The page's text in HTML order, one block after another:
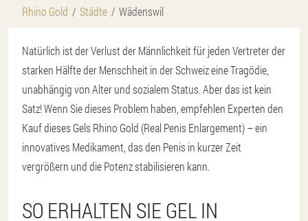
Rhino Gold Städte Wädenswil
Natürlich ist der Verlust der Männlichkeit für jeden Vertreter der
starken Hälfte der Menschheit in der Schweiz eine Tragödie,
unabhängig von Alter und sozialem Status. Aber das ist kein
Satz! Wenn Sie dieses Problem haben, empfehlen Experten den
Kauf dieses Gels Rhino Gold (Real Penis Enlargement) – ein
innovatives Medikament, das den Penis in kurzer Zeit
vergrößern und die Potenz stabilisieren kann.
SO ERHALTEN SIE GEL IN